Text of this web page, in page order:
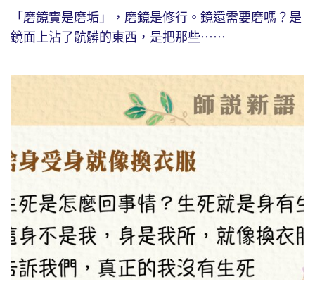
「磨鏡實是磨垢」，磨鏡是修行。鏡還需要磨嗎？是
鏡面上沾了骯髒的東西，是把那些⋯⋯